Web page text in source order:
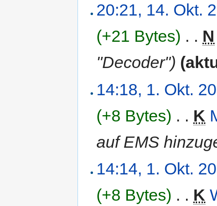
20:21, 14. Okt.
(+21 Bytes) . . N
"Decoder")
14:18, 1. Okt.
(+8 Bytes) . . K
auf EMS
14:14, 1. Okt.
(+8 Bytes) . . K